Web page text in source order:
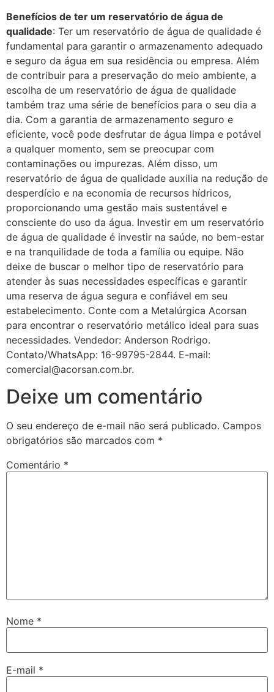
Benefícios de ter um reservatório de água de
qualidade: Ter um reservatório de água de qualidade é
fundamental para garantir o armazenamento adequado
e seguro da água em sua residência ou empresa. Além
de contribuir para a preservação do meio ambiente, a
escolha de um reservatório de água de qualidade
também traz uma série de benefícios para o seu dia a
dia. Com a garantia de armazenamento seguro e
eficiente, você pode desfrutar de água limpa e potável
a qualquer momento, sem se preocupar com
contaminações ou impurezas. Além disso, um
reservatório de água de qualidade auxilia na redução de
desperdício e na economia de recursos hídricos,
proporcionando uma gestão mais sustentável e
consciente do uso da água. Investir em um reservatório
de água de qualidade é investir na saúde, no bem-estar
e na tranquilidade de toda a família ou equipe. Não
deixe de buscar o melhor tipo de reservatório para
atender às suas necessidades específicas e garantir
uma reserva de água segura e confiável em seu
estabelecimento. Conte com a Metalúrgica Acorsan
para encontrar o reservatório metálico ideal para suas
necessidades. Vendedor: Anderson Rodrigo.
Contato/WhatsApp: 16-99795-2844. E-mail:
comercial@acorsan.com.br.
Deixe um comentário
O seu endereço de e-mail não será publicado. Campos
obrigatórios são marcados com *
Comentário *
Nome *
E-mail *